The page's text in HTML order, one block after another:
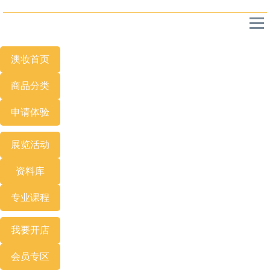
澳妆首页
商品分类
申请体验
展览活动
资料库
专业课程
我要开店
会员专区